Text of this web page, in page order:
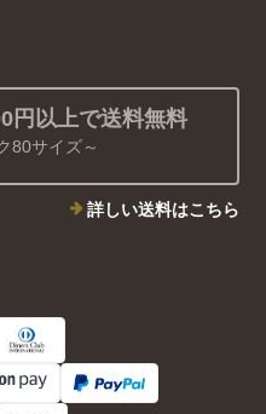
円以上で送料無料
80サイズ～
詳しい送料はこちら